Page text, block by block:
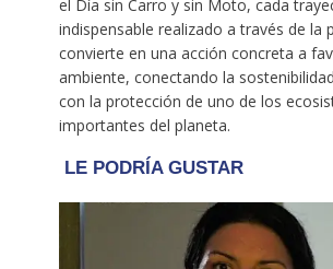
el Día sin Carro y sin Moto, cada
indispensable realizado a través de la
convierte en una acción concreta a
ambiente, conectando la
con la protección de uno de los
importantes del planeta.